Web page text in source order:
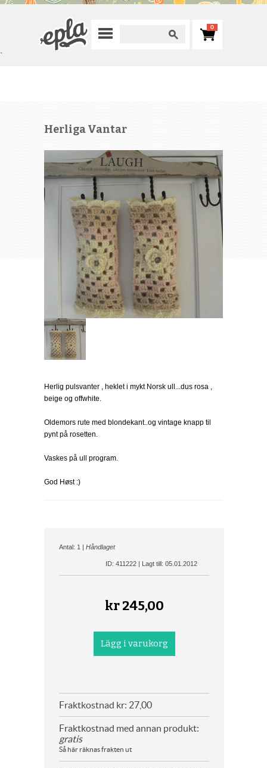
0
`
Herliga Vantar
Herlig pulsvanter , heklet i mykt Norsk ull...dus rosa ,
beige og offwhite.
Oldemors rute med blondekant..og vintage knapp til
pynt på rosetten.
Vaskes på ull program.
God Høst :)
Antal: 1 | Håndlaget
ID: 411222 | Lagt till: 05.01.2012
kr245,00
Fraktkostnad kr: 27,00
Fraktkostnad med annan produkt:
gratis
Så här räknas frakten ut